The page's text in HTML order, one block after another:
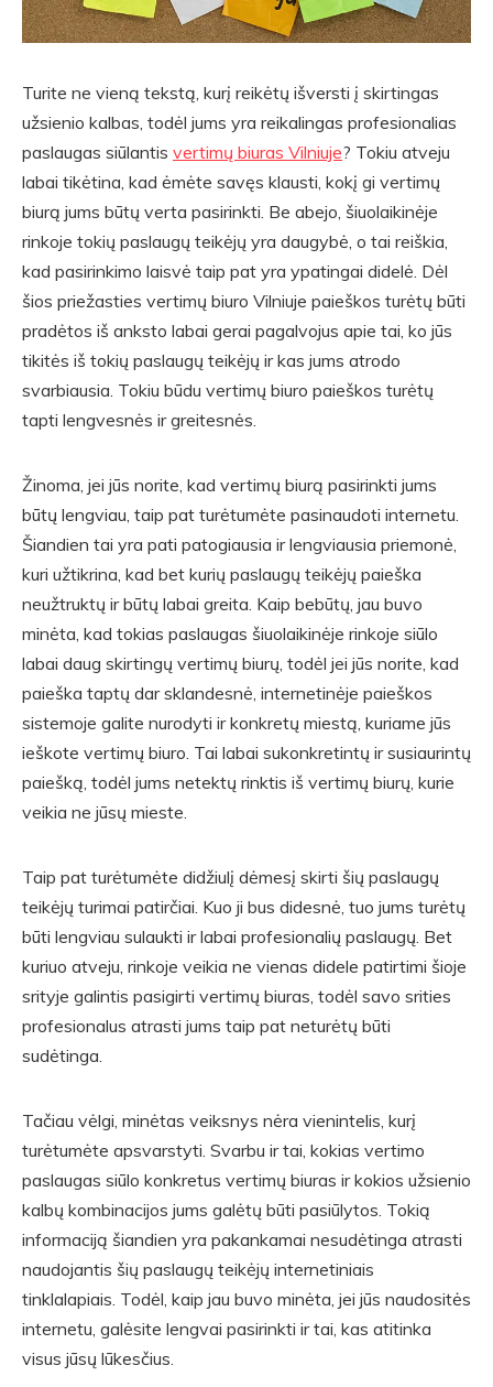
Turite ne vieną tekstą, kurį reikėtų išversti į skirtingas
užsienio kalbas, todėl jums yra reikalingas profesionalias
paslaugas siūlantis vertimų biuras Vilniuje? Tokiu atveju
labai tikėtina, kad ėmėte savęs klausti, kokį gi vertimų
biurą jums būtų verta pasirinkti. Be abejo, šiuolaikinėje
rinkoje tokių paslaugų teikėjų yra daugybė, o tai reiškia,
kad pasirinkimo laisvė taip pat yra ypatingai didelė. Dėl
šios priežasties vertimų biuro Vilniuje paieškos turėtų būti
pradėtos iš anksto labai gerai pagalvojus apie tai, ko jūs
tikitės iš tokių paslaugų teikėjų ir kas jums atrodo
svarbiausia. Tokiu būdu vertimų biuro paieškos turėtų
tapti lengvesnės ir greitesnės.
Žinoma, jei jūs norite, kad vertimų biurą pasirinkti jums
būtų lengviau, taip pat turėtumėte pasinaudoti internetu.
Šiandien tai yra pati patogiausia ir lengviausia priemonė,
kuri užtikrina, kad bet kurių paslaugų teikėjų paieška
neužtruktų ir būtų labai greita. Kaip bebūtų, jau buvo
minėta, kad tokias paslaugas šiuolaikinėje rinkoje siūlo
labai daug skirtingų vertimų biurų, todėl jei jūs norite, kad
paieška taptų dar sklandesnė, internetinėje paieškos
sistemoje galite nurodyti ir konkretų miestą, kuriame jūs
ieškote vertimų biuro. Tai labai sukonkretintų ir susiaurintų
paiešką, todėl jums netektų rinktis iš vertimų biurų, kurie
veikia ne jūsų mieste.
Taip pat turėtumėte didžiulį dėmesį skirti šių paslaugų
teikėjų turimai patirčiai. Kuo ji bus didesnė, tuo jums turėtų
būti lengviau sulaukti ir labai profesionalių paslaugų. Bet
kuriuo atveju, rinkoje veikia ne vienas didele patirtimi šioje
srityje galintis pasigirti vertimų biuras, todėl savo srities
profesionalus atrasti jums taip pat neturėtų būti
sudėtinga.
Tačiau vėlgi, minėtas veiksnys nėra vienintelis, kurį
turėtumėte apsvarstyti. Svarbu ir tai, kokias vertimo
paslaugas siūlo konkretus vertimų biuras ir kokios užsienio
kalbų kombinacijos jums galėtų būti pasiūlytos. Tokią
informaciją šiandien yra pakankamai nesudėtinga atrasti
naudojantis šių paslaugų teikėjų internetiniais
tinklalapiais. Todėl, kaip jau buvo minėta, jei jūs naudositės
internetu, galėsite lengvai pasirinkti ir tai, kas atitinka
visus jūsų lūkesčius.